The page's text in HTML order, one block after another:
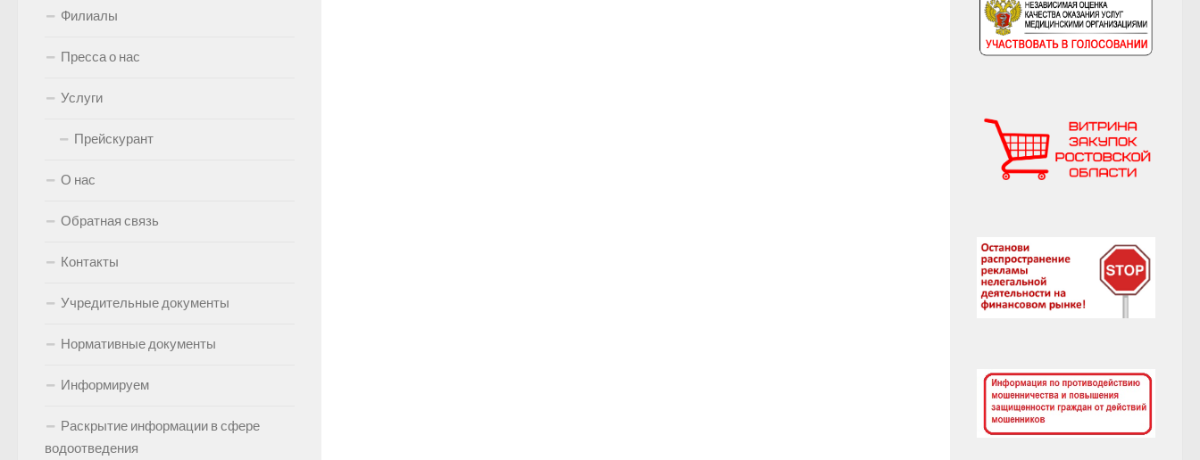
Филиалы
Пресса о нас
Услуги
Прейскурант
О нас
Обратная связь
Контакты
Учредительные документы
Нормативные документы
Информируем
Раскрытие информации в сфере
водоотведения